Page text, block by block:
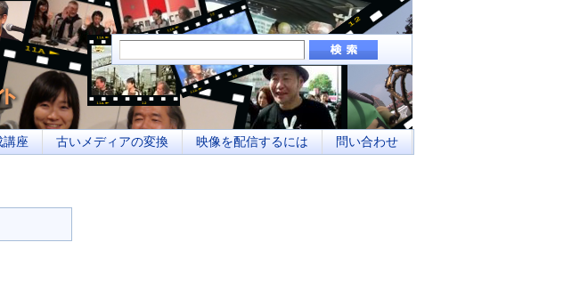
のイベント告知、若者参加への取り組み、地域メディアとしてのネットワーク化
講座 古いメディアの変換 映像を配信するには 問い合わせ